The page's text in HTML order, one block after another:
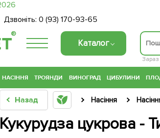
Дзвоніть: 0 (93) 170-93-65
®
Каталог
НАСІННЯ ТРОЯНДИ ВИНОГРАД ЦИБУЛИНИ
Назад Насіння
Кукурудза цукрова -